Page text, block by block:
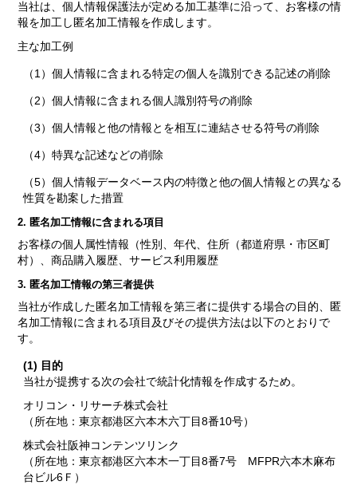
当社は、個人情報保護法が定める加工基準に沿って、お客様の情
報を加工し匿名加工情報を作成します。
主な加工例
（1）個人情報に含まれる特定の個人を識別できる記述の削除
（2）個人情報に含まれる個人識別符号の削除
（3）個人情報と他の情報とを相互に連結させる符号の削除
（4）特異な記述などの削除
（5）個人情報データベース内の特徴と他の個人情報との異なる
性質を勘案した措置
2. 匿名加工情報に含まれる項目
お客様の個人属性情報（性別、年代、住所（都道府県・市区町
村）、商品購入履歴、サービス利用履歴
3. 匿名加工情報の第三者提供
当社が作成した匿名加工情報を第三者に提供する場合の目的、匿
名加工情報に含まれる項目及びその提供方法は以下のとおりで
す。
(1) 目的
当社が提携する次の会社で統計化情報を作成するため。
オリコン・リサーチ株式会社
（所在地：東京都港区六本木六丁目8番10号）
株式会社阪神コンテンツリンク
（所在地：東京都港区六本木一丁目8番7号 MFPR六本木麻布
台ビル6Ｆ）